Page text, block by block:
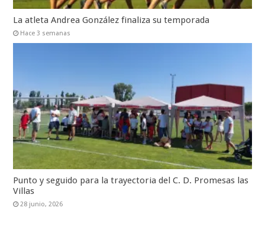
La atleta Andrea González finaliza su temporada
Hace 3 semanas
Punto y seguido para la trayectoria del C. D. Promesas las
Villas
28 junio, 2026